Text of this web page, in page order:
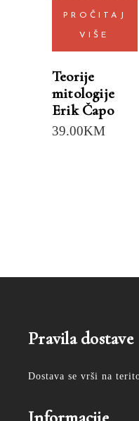
PROČITAJ
VIŠE
Teorije
mitologije
Erik Čapo
39.00KM
Pravila dostave
Dostava se vrši na